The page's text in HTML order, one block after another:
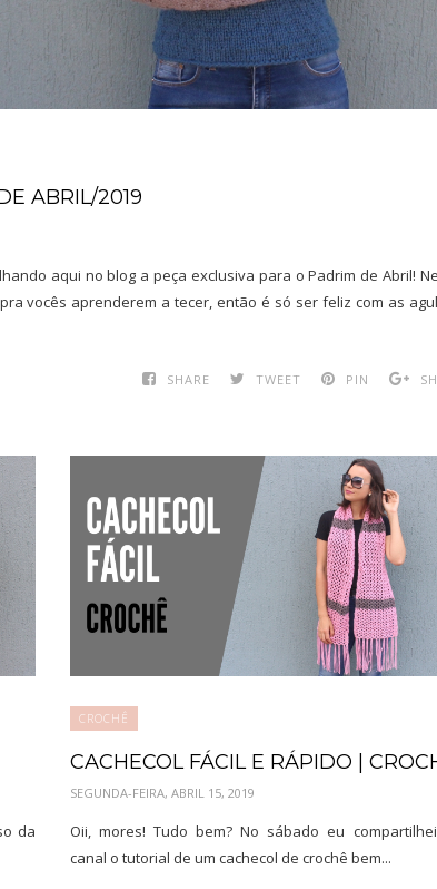
ABRIL/2019
aqui no blog a peça exclusiva para o Padrim de Abril!
vocês aprenderem a tecer, então é só ser feliz com as
SHARE TWEET PIN
da
CROCHÊ
CACHECOL FÁCIL E RÁPIDO |
SEGUNDA-FEIRA, ABRIL 15, 2019
Oii, mores! Tudo bem? No sábado eu
canal o tutorial de um cachecol de crochê bem...